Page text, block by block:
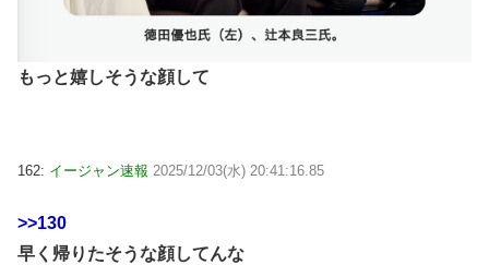
もっと嬉しそうな顔して
162: イージャン速報 2025/12/03(水) 20:41:16.85
>>130
早く帰りたそうな顔してんな